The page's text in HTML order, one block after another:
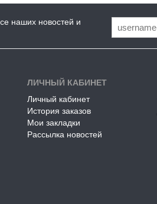
наших новостей и
ЛИЧНЫЙ КАБИНЕТ
Личный кабинет
История заказов
Мои закладки
Рассылка новостей